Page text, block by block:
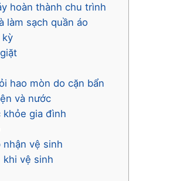
hoàn thành chu trình
làm sạch quần áo
kỳ
hao mòn do cặn bẩn
và nước
khỏe gia đình
nhận vệ sinh
khi vệ sinh